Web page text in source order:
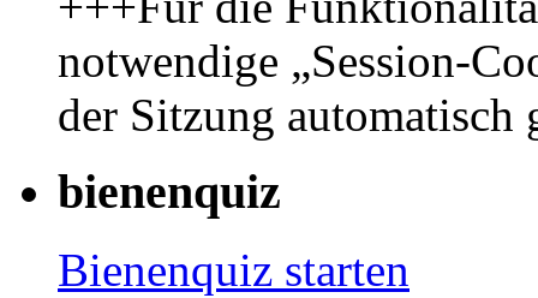
notwendige „Session-
der Sitzung automatisch
bienenquiz
Bienenquiz starten